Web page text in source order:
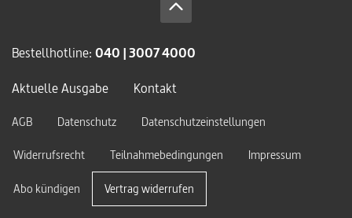
Bestellhotline: 040 | 3007 4000
Aktuelle Ausgabe
Kontakt
AGB Datenschutz
Datenschutzeinstellungen
Widerrufsrecht
Teilnahmebedingungen Impressum
Abo kündigen Vertrag widerrufen